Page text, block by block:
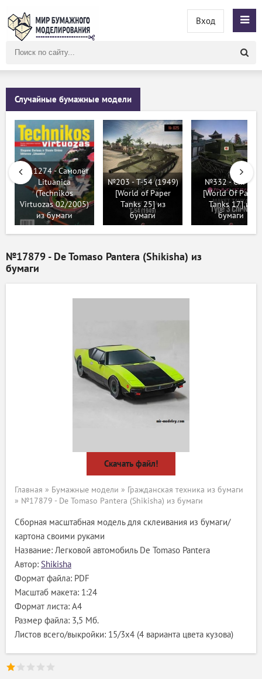
сайту
Вход
Случайные бумажные модели
№11274 - Самолёт
Lituanica
(Technikos
Virtuozas 02/2005)
из бумаги
№203 - T-54 (1949)
[World of Paper
Tanks 25] из
бумаги
№332 - Chi-Nu
[World Of Paper
Tanks 17] из
бумаги
№17879 - De Tomaso Pantera (Shikisha) из
бумаги
Скачать файл!
Главная » Бумажные модели » Гражданская техника из бумаги
» №17879 - De Tomaso Pantera (Shikisha) из бумаги
Сборная масштабная модель для склеивания из бумаги/
картона своими руками
Название: Легковой автомобиль De Tomaso Pantera
Автор: Shikisha
Формат файла: PDF
Масштаб макета: 1:24
Формат листа: А4
Размер файла: 3,5 Мб.
Листов всего/выкройки: 15/3x4 (4 варианта цвета кузова)